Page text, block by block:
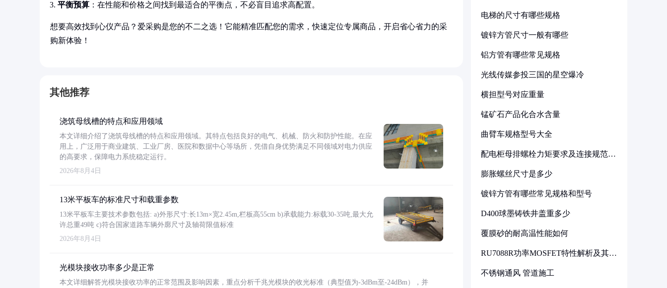
平衡预算 ：在性能和价格之间找到最适合的平衡点，不必盲目追求高配置。
想要高效找到心仪产品？爱采购是您的不二之选！它能精准匹配您的需求，快速定位专属商品，开启省心省力的采
购新体验！
其他推荐
浇筑母线槽的特点和应用领域
本文详细介绍了浇筑母线槽的特点和应用领域。其特点包括良好的电气、机械、防火和防护性能。在应
用上，广泛用于商业建筑、工业厂房、医院和数据中心等场所，凭借自身优势满足不同领域对电力供应
的高要求，保障电力系统稳定运行。
2026年8月4日
13米平板车的标准尺寸和载重参数
13米平板车主要技术参数包括: a)外形尺寸:长13m×宽2.45m,栏板高55cm b)承载能力:标载30-35吨,最大允
许总重49吨 c)符合国家道路车辆外廓尺寸及轴荷限值标准
2026年8月4日
光模块接收功率多少是正常
本文详细解答光模块接收功率的正常范围及影响因素，重点分析千兆光模块的收光标准（典型值为-3dBm至-24dBm），并
电梯的尺寸有哪些规格
镀锌方管尺寸一般有哪些
铝方管有哪些常见规格
光线传媒参投三国的星空爆冷
横担型号对应重量
锰矿石产品化合水含量
曲臂车规格型号大全
配电柜母排螺栓力矩要求及连接规范详
膨胀螺丝尺寸是多少
镀锌方管有哪些常见规格和型号
D400球墨铸铁井盖重多少
覆膜砂的耐高温性能如何
RU7088R功率MOSFET特性解析及其在
不锈钢通风 管道施工